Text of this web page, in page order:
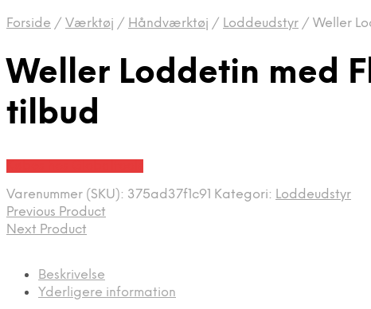
Forside / Værktøj / Håndværktøj / Loddeudstyr / Weller
Weller Loddetin med
tilbud
Varenummer (SKU): 375ad37f1c91 Kategori: Loddeudstyr
Previous Product
Next Product
Beskrivelse
Yderligere information